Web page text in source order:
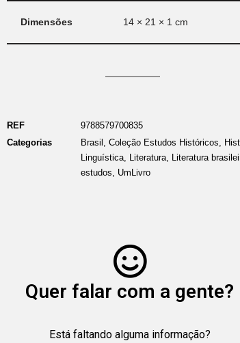
Dimensões 14 × 21 × 1 cm
REF
9788579700835
Categorias
Brasil Coleção Estudos Históricos
Linguística
Literatura
Literatura
estudos
UmLivro
Quer falar com a gente?
Está faltando alguma informação?